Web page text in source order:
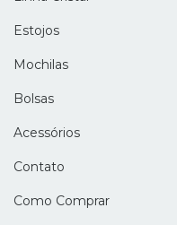
Estojos
Mochilas
Bolsas
Acessórios
Contato
Como Comprar